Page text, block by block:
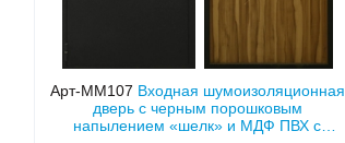
Арт-ММ107 Входная шумоизоляционная
дверь с черным порошковым
напылением «шелк» и МДФ ПВХ с